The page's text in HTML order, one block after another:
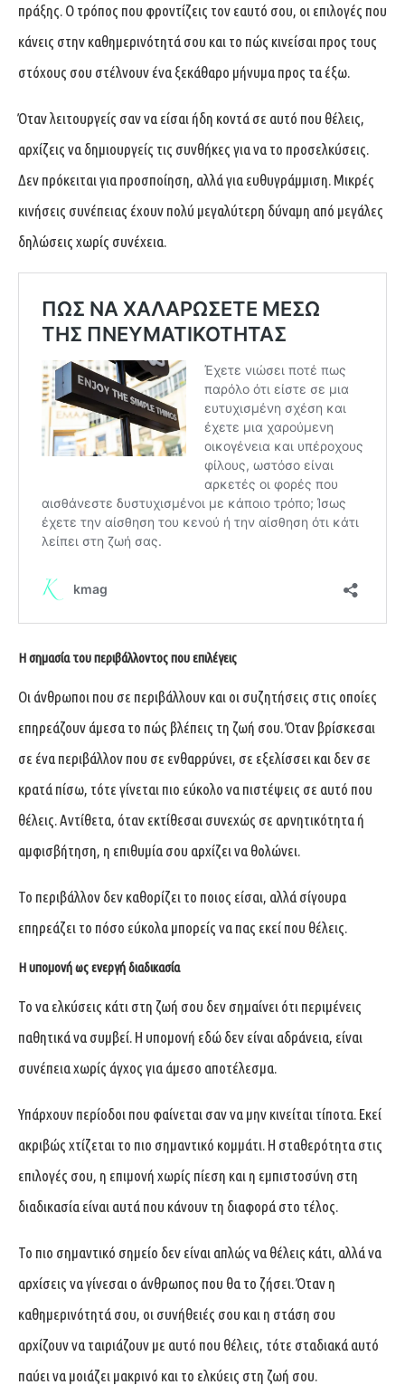
πράξης. Ο τρόπος που φροντίζεις τον εαυτό σου, οι επιλογές που
κάνεις στην καθημερινότητά σου και το πώς κινείσαι προς τους
στόχους σου στέλνουν ένα ξεκάθαρο μήνυμα προς τα έξω.
Όταν λειτουργείς σαν να είσαι ήδη κοντά σε αυτό που θέλεις,
αρχίζεις να δημιουργείς τις συνθήκες για να το προσελκύσεις.
Δεν πρόκειται για προσποίηση, αλλά για ευθυγράμμιση. Μικρές
κινήσεις συνέπειας έχουν πολύ μεγαλύτερη δύναμη από μεγάλες
δηλώσεις χωρίς συνέχεια.
Η σημασία του περιβάλλοντος που επιλέγεις
Οι άνθρωποι που σε περιβάλλουν και οι συζητήσεις στις οποίες
επηρεάζουν άμεσα το πώς βλέπεις τη ζωή σου. Όταν βρίσκεσαι
σε ένα περιβάλλον που σε ενθαρρύνει, σε εξελίσσει και δεν σε
κρατά πίσω, τότε γίνεται πιο εύκολο να πιστέψεις σε αυτό που
θέλεις. Αντίθετα, όταν εκτίθεσαι συνεχώς σε αρνητικότητα ή
αμφισβήτηση, η επιθυμία σου αρχίζει να θολώνει.
Το περιβάλλον δεν καθορίζει το ποιος είσαι, αλλά σίγουρα
επηρεάζει το πόσο εύκολα μπορείς να πας εκεί που θέλεις.
Η υπομονή ως ενεργή διαδικασία
Το να ελκύσεις κάτι στη ζωή σου δεν σημαίνει ότι περιμένεις
παθητικά να συμβεί. Η υπομονή εδώ δεν είναι αδράνεια, είναι
συνέπεια χωρίς άγχος για άμεσο αποτέλεσμα.
Υπάρχουν περίοδοι που φαίνεται σαν να μην κινείται τίποτα. Εκεί
ακριβώς χτίζεται το πιο σημαντικό κομμάτι. Η σταθερότητα στις
επιλογές σου, η επιμονή χωρίς πίεση και η εμπιστοσύνη στη
διαδικασία είναι αυτά που κάνουν τη διαφορά στο τέλος.
Το πιο σημαντικό σημείο δεν είναι απλώς να θέλεις κάτι, αλλά να
αρχίσεις να γίνεσαι ο άνθρωπος που θα το ζήσει. Όταν η
καθημερινότητά σου, οι συνήθειές σου και η στάση σου
αρχίζουν να ταιριάζουν με αυτό που θέλεις, τότε σταδιακά αυτό
παύει να μοιάζει μακρινό και το ελκύεις στη ζωή σου.